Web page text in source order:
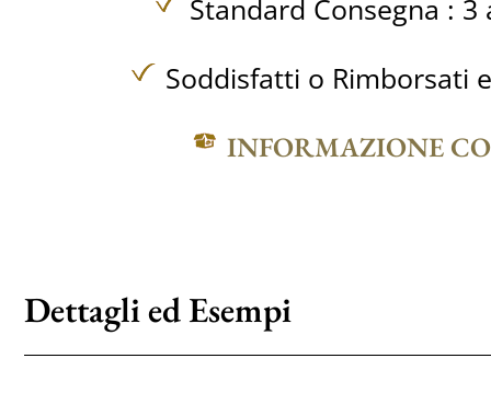
Standard Consegna : 3
Soddisfatti o Rimborsati
INFORMAZIONE
Dettagli ed Esempi